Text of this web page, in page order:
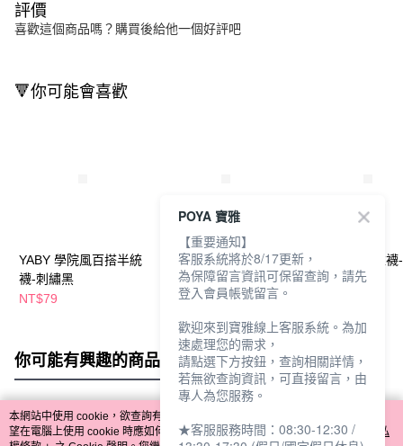
評價
喜歡這個商品嗎？購買後給他一個好評吧
🔻你可能會喜歡
YABY 學院風百搭半統
襪-刺繡黑
NT$79
學院風三條1/2休閒襪2
雙入-多款任選
NT$65
YABY韓版堆堆襪
任選
你可能有興趣的商品 全站排行
熱門標籤
本網站中使用 cookie，欲查詢有關本網站使用 cookie 方式之詳情，及若您不希
望在電腦上使用 cookie 時應如何變更電腦的 cookie 設定，請參閱本網站「
隱私
POYA 寶雅
【重要通知】
客服系統將於8/17更新，
為保障留言資訊可保留查詢，請先
登入會員帳號留言。
歡迎來到寶雅線上客服系統。為加
速處理您的需求，
請點選下方按鈕，查詢相關詳情，
若無欲查詢資訊，可直接留言，由
專人為您服務。
★客服服務時間：08:30-12:30 /